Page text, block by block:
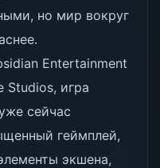
но мир вокруг
Entertainment
Studios, игра
сейчас
геймплей,
экшена,